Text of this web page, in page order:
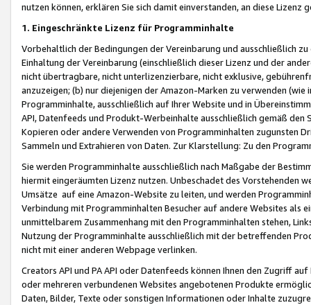
nutzen können, erklären Sie sich damit einverstanden, an diese Lizenz
1. Eingeschränkte Lizenz für Programminhalte
Vorbehaltlich der Bedingungen der Vereinbarung und ausschließlich
Einhaltung der Vereinbarung (einschließlich dieser Lizenz und der
nicht übertragbare, nicht unterlizenzierbare, nicht exklusive,
anzuzeigen; (b) nur diejenigen der Amazon-Marken zu verwenden
Programminhalte, ausschließlich auf Ihrer Website und in
API, Datenfeeds und Produkt-Werbeinhalte ausschließlich gemäß
Kopieren oder andere Verwenden von Programminhalten zugunsten
Sammeln und Extrahieren von Daten. Zur Klarstellung: Zu den
Sie werden Programminhalte ausschließlich nach Maßgabe der
hiermit eingeräumten Lizenz nutzen. Unbeschadet des Vorstehenden
Umsätze auf eine Amazon-Website zu leiten, und werden
Verbindung mit Programminhalten Besucher auf andere Websites als
unmittelbarem Zusammenhang mit den Programminhalten stehen,
Nutzung der Programminhalte ausschließlich mit der betreffenden
nicht mit einer anderen Webpage verlinken.
Creators API und PA API oder Datenfeeds können Ihnen den Zugriff
oder mehreren verbundenen Websites angebotenen Produkte
Daten, Bilder, Texte oder sonstigen Informationen oder Inhalte